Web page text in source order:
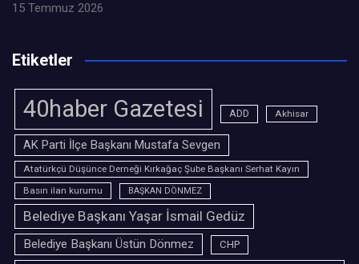
15 Temmuz 2026
Etiketler
40haber Gazetesi ADD Akhisar
AK Parti İlçe Başkanı Mustafa Sevgen
Atatürkçü Düşünce Derneği Kırkağaç Şube Başkanı Serhat Kayın
Basın ilan kurumu
BAŞKAN DÖNMEZ
Belediye Başkanı Yaşar İsmail Gedüz
Belediye Başkanı Üstün Dönmez CHP